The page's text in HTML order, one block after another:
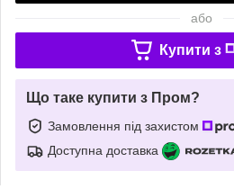
або
Купити з
Що таке купити з Пром?
Замовлення під захистом
Доступна доставка